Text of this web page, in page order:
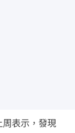
表示，發現